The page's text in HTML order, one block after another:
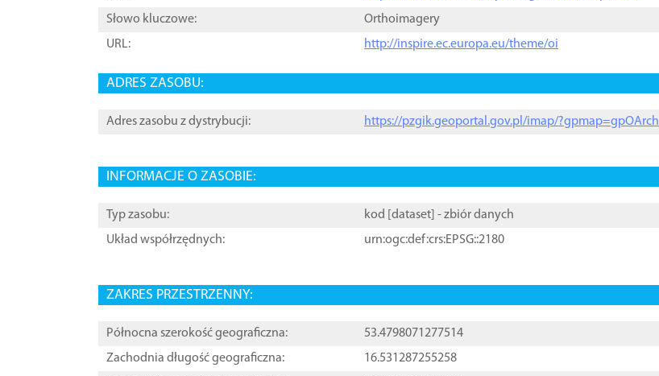
Słowo kluczowe:
Orthoimagery
URL:
http://inspire.ec.europa.eu/theme/oi
ADRES ZASOBU:
Adres zasobu z dystrybucji: https://pzgik.geoportal.gov.pl/imap/?gpmap=gpOArch
INFORMACJE O ZASOBIE:
Typ zasobu: kod [ dataset ] - zbiór danych
Układ współrzędnych:
urn:ogc:def:crs:EPSG::2180
ZAKRES PRZESTRZENNY:
Północna szerokość geograficzna:
53.4798071277514
Zachodnia długość geograficzna:
16.531287255258